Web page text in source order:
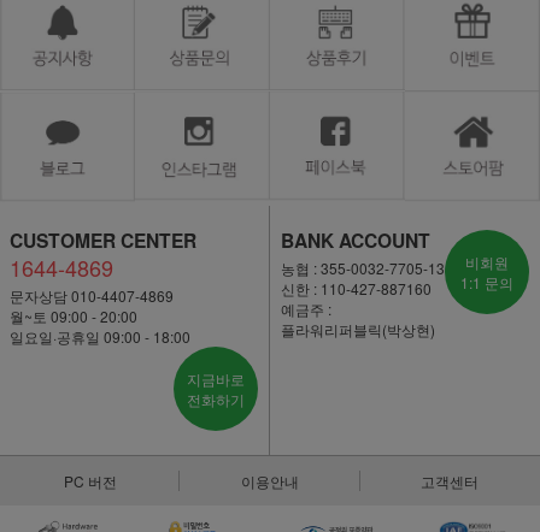
CUSTOMER CENTER
1644-4869
문자상담 010-4407-4869
월~토 09:00 - 20:00
일요일·공휴일 09:00 - 18:00
지금바로
전화하기
BANK ACCOUNT
농협 : 355-0032-7705-13
신한 : 110-427-887160
예금주 :
플라워리퍼블릭(박상현)
비회원
1:1 문의
PC 버전 이용안내 고객센터